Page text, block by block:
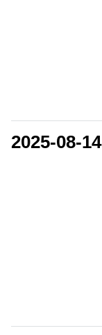
2025-08-14